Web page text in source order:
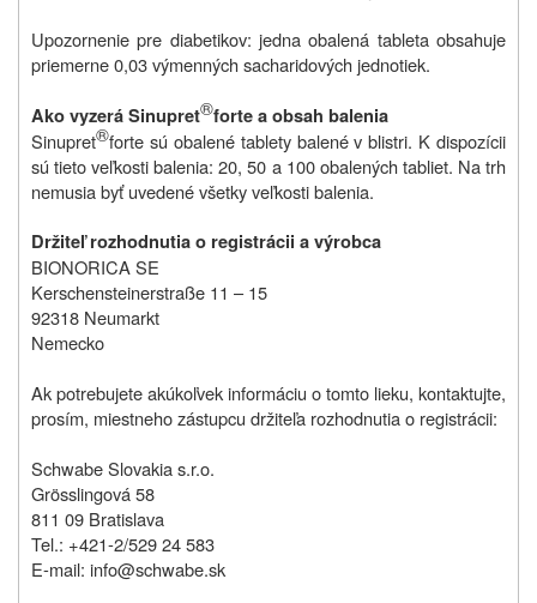
Upozornenie pre diabetikov: jedna obalená tableta obsahuje
priemerne 0,03 výmenných sacharidových jednotiek.
Ako vyzerá Sinupret®forte a obsah balenia
Sinupret®forte sú obalené tablety balené v blistri. K dispozícii
sú tieto veľkosti balenia: 20, 50 a 100 obalených tabliet. Na trh
nemusia byť uvedené všetky veľkosti balenia.
Držiteľ rozhodnutia o registrácii a výrobca
BIONORICA SE
Kerschensteinerstraße 11 – 15
92318 Neumarkt
Nemecko
Ak potrebujete akúkoľvek informáciu o tomto lieku, kontaktujte,
prosím, miestneho zástupcu držiteľa rozhodnutia o registrácii:
Schwabe Slovakia s.r.o.
Grösslingová 58
811 09 Bratislava
Tel.: +421-2/529 24 583
E-mail: info@schwabe.sk